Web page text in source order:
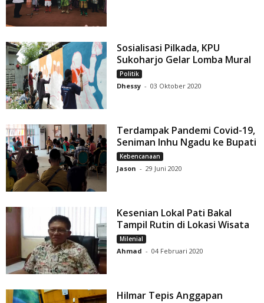
Sosialisasi Pilkada, KPU
Sukoharjo Gelar Lomba Mural
Politik
Dhessy - 03 Oktober 2020
Terdampak Pandemi Covid-19,
Seniman Inhu Ngadu ke Bupati
Kebencanaan
Jason - 29 Juni 2020
Kesenian Lokal Pati Bakal
Tampil Rutin di Lokasi Wisata
Milenial
Ahmad - 04 Februari 2020
Hilmar Tepis Anggapan